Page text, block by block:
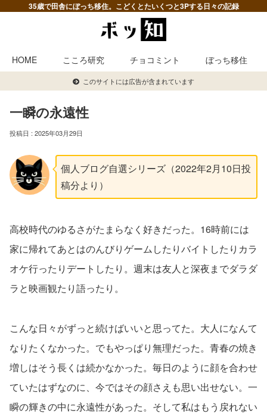
35歳で田舎にぼっち移住。こどくとたいくつと3Pする日々の記録
HOME こころ研究 チョコミント ぼっち移住
このサイトには広告が含まれています
一瞬の永遠性
2025年03月29日
個人ブログ自選シリーズ（2022年2月10日投
稿分より）
高校時代のゆるさがたまらなく好きだった。16時前には
家に帰れてあとはのんびりゲームしたりバイトしたりカラ
オケ行ったりデートしたり。週末は友人と深夜までダラダ
ラと映画観たり語ったり。
こんな日々がずっと続けばいいと思ってた。大人になんて
なりたくなかった。でもやっぱり無理だった。青春の焼き
増しはそう長くは続かなかった。毎日のように顔を合わせ
ていたはずなのに、今ではその顔さえも思い出せない。一
瞬の輝きの中に永遠性があった。そして私はもう戻れない